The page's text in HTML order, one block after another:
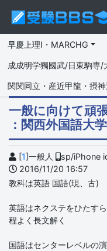
早慶上理I・MARCHG
成成明学獨國武/日東駒専/
関関同立・産近甲龍・摂
一般に向けて頑
：関西外国語大
[1]一般人
sp/iPhone
2016/11/20 16:57
教科は英語 国語(現、古)
英語はネクステをひたす
程よく長文解く
国語はセンターレベルの